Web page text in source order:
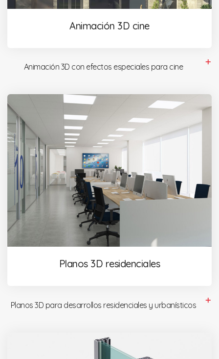
Animación 3D cine
Animación 3D con efectos especiales para cine
Planos 3D residenciales
Planos 3D para desarrollos residenciales y urbanísticos